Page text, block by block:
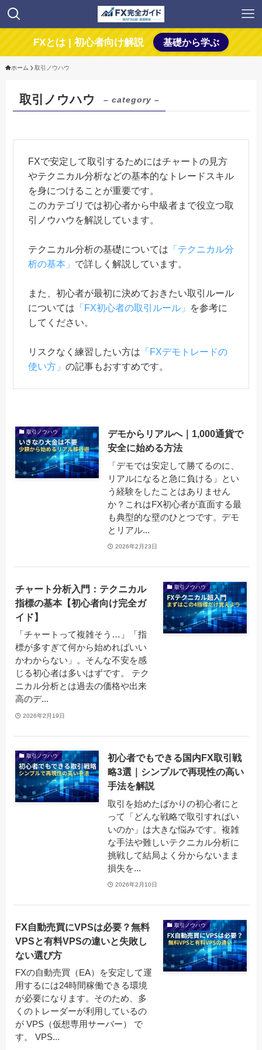
FXとは | 初心者向け解説 基礎から学ぶ
ホーム 取引ノウハウ
取引ノウハウ – category –
FXで安定して取引するためにはチャートの見方
やテクニカル分析などの基本的なトレードスキル
を身につけることが重要です。
このカテゴリでは初心者から中級者まで役立つ取
引ノウハウを解説しています。
テクニカル分析の基礎については 「テクニカル分
析の基本」 で詳しく解説しています。
また、初心者が最初に決めておきたい取引ルール
については 「FX初心者の取引ルール」
を参考に
してください。
リスクなく練習したい方は 「FXデモトレードの
使い方」 の記事もおすすめです。
取引ノウハウ
デモからリアルへ｜1,000通貨で
安全に始める方法
「デモでは安定して勝てるのに、
リアルになると急に負ける」とい
う経験をしたことはありません
か？これはFX初心者が直面する最
も典型的な壁のひとつです。デモ
とリアル...
2026年2月23日
取引ノウハウ
チャート分析入門：テクニカル
指標の基本【初心者向け完全ガ
イド】
「チャートって複雑そう…」「指
標が多すぎて何から始めればいい
かわからない」。そんな不安を感
じる初心者は多いはずです。 テク
ニカル分析とは過去の価格や出来
高のデ...
2026年2月19日
取引ノウハウ
初心者でもできる国内FX取引戦
略3選｜シンプルで再現性の高い
手法を解説
取引を始めたばかりの初心者にと
って「どんな戦略で取引すればい
いのか」は大きな悩みです。複雑
な手法や難しいテクニカル分析に
挑戦して結局よく分からないまま
損失を...
2026年2月10日
取引ノウハウ
FX自動売買にVPSは必要？無料
VPSと有料VPSの違いと失敗し
ない選び方
FXの自動売買（EA）を安定して運
用するには24時間稼働できる環境
が必要になります。そのため、多
くのトレーダーが利用しているの
が VPS（仮想専用サーバー） で
す。 VPS...